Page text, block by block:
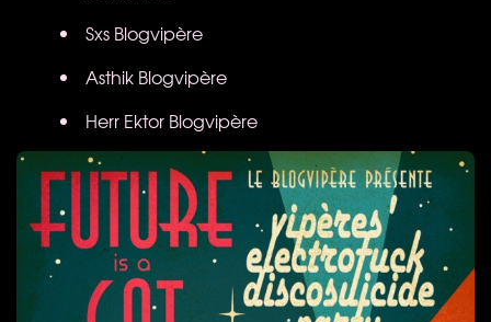
Sxs Blogvipère
Asthik Blogvipère
Herr Ektor Blogvipère